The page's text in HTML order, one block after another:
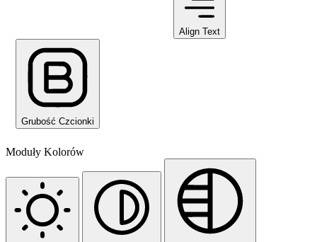
Align Text
Grubość Czcionki
Moduły Kolorów